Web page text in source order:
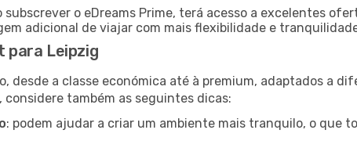
subscrever o eDreams Prime, terá acesso a excelentes
adicional de viajar com mais flexibilidade e
para Leipzig
desde a classe económica até à premium, adaptados a
também as seguintes dicas:
: podem ajudar a criar um ambiente mais tranquilo, o que